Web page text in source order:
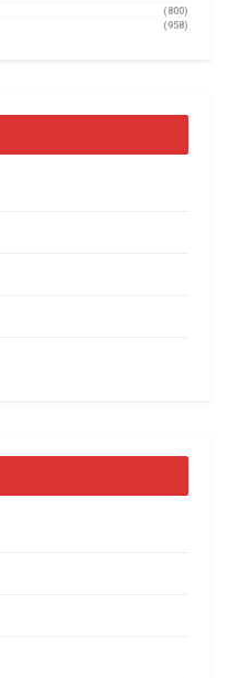
(800)
(958)